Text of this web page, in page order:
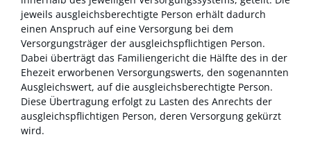
jeweils ausgleichsberechtigte Person erhält dadurch
einen Anspruch auf eine Versorgung bei dem
Versorgungsträger der ausgleichspflichtigen Person.
Dabei überträgt das Familiengericht die Hälfte des in der
Ehezeit erworbenen Versorgungswerts, den sogenannten
Ausgleichswert, auf die ausgleichsberechtigte Person.
Diese Übertragung erfolgt zu Lasten des Anrechts der
ausgleichspflichtigen Person, deren Versorgung gekürzt
wird.